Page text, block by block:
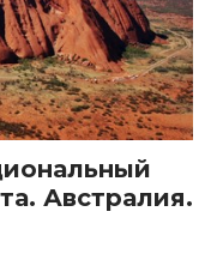
Австралия.